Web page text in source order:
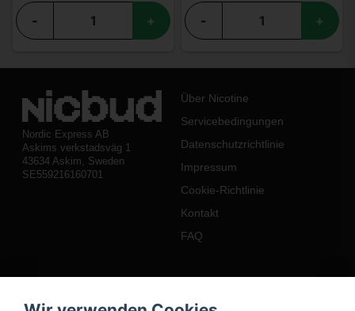
- + - +
Nordic Express AB
Askims verkstadsväg 1
43634 Askim, Sweden
SE559216160701
Über Nicotine
Servicebedingungen
Datenschutzrichtlinie
Impressum
Cookie-Richtlinie
Kontakt
FAQ
Mein Konto